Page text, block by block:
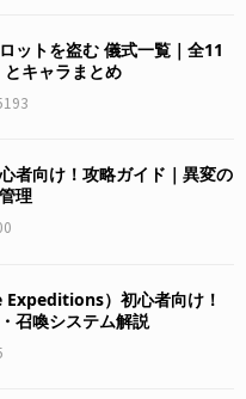
ットを盗む 儀式一覧｜全11
キャラまとめ
者向け！攻略ガイド｜異変の
理
）初心者向け！
召喚システム解説